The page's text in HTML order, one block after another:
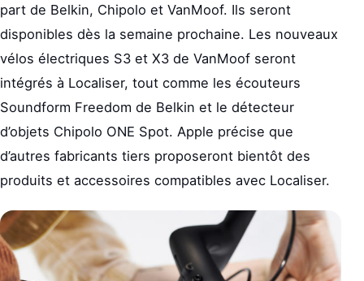
part de Belkin, Chipolo et VanMoof. Ils seront
disponibles dès la semaine prochaine. Les nouveaux
vélos électriques S3 et X3 de VanMoof seront
intégrés à Localiser, tout comme les écouteurs
Soundform Freedom de Belkin et le détecteur
d’objets Chipolo ONE Spot. Apple précise que
d’autres fabricants tiers proposeront bientôt des
produits et accessoires compatibles avec Localiser.